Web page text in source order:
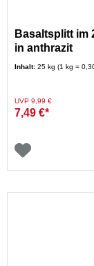
Basaltsplitt im
in anthrazit
Inhalt: 25 kg (1 kg =
Preis reduziert von
UVP 9,99 €auf
7,49 €*